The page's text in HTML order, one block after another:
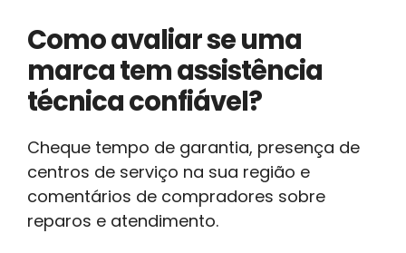
Como avaliar se uma
marca tem assistência
técnica confiável?
Cheque tempo de garantia, presença de
centros de serviço na sua região e
comentários de compradores sobre
reparos e atendimento.